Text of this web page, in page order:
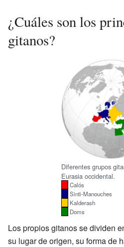
¿Cuáles son los
gitanos?
Diferentes grupos
Eurasia occidental.
Calós
Sinti-Manouches
Kalderash
Doms
Los propios gitanos se dividen
su lugar de origen, su forma de